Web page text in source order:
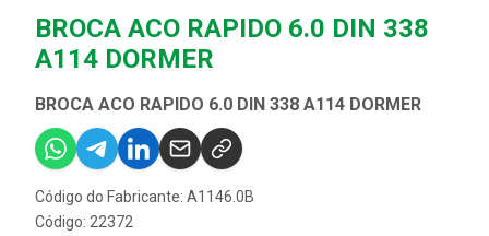
BROCA ACO RAPIDO 6.0 DIN 338
A114 DORMER
BROCA ACO RAPIDO 6.0 DIN 338 A114 DORMER
Código do Fabricante: A1146.0B
Código: 22372